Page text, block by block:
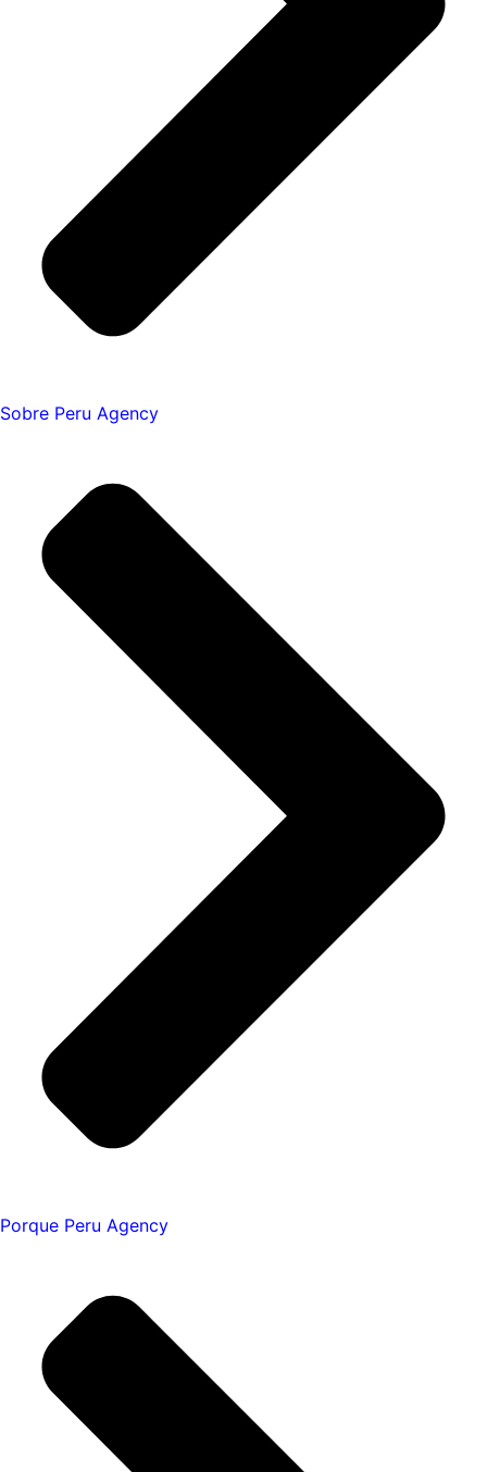
Sobre Peru Agency
Porque Peru Agency